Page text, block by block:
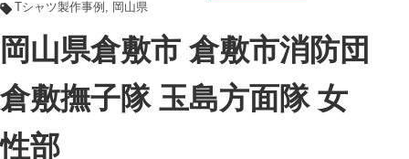
Tシャツ製作事例 岡山県
岡山県倉敷市 倉敷市消防団
倉敷撫子隊 玉島方面隊 女
性部